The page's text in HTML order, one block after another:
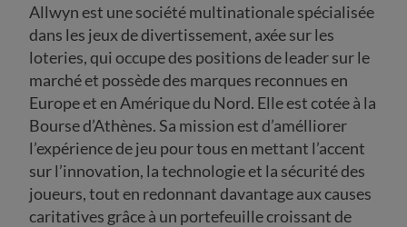
Allwyn est une société multinationale spécialisée
dans les jeux de divertissement, axée sur les
loteries, qui occupe des positions de leader sur le
marché et possède des marques reconnues en
Europe et en Amérique du Nord. Elle est cotée à la
Bourse d’Athènes. Sa mission est d’amélliorer
l’expérience de jeu pour tous en mettant l’accent
sur l’innovation, la technologie et la sécurité des
joueurs, tout en redonnant davantage aux causes
caritatives grâce à un portefeuille croissant de